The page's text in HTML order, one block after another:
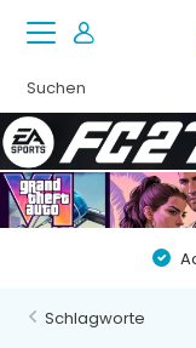
Schlagworte